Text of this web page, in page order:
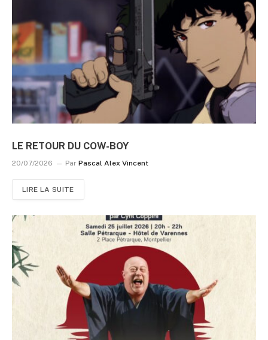
LE RETOUR DU COW-BOY
20/07/2026 Par Pascal Alex Vincent
LIRE LA SUITE